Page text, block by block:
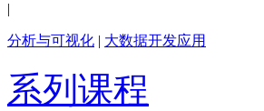
|
分析与可视化 | 大数据开发应用
系列课程